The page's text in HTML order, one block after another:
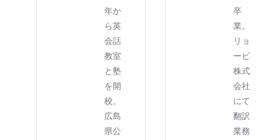
年か
ら英
会話
教室
と塾
を開
校。
広島
県公
卒
業。
リョ
ービ
株式
会社
にて
翻訳
業務